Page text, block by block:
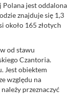
jest oddalona
znajduje się 1,3
około 165 złotych
od stawu
Czantoria.
Jest obiektem
względu na
przeznaczyć